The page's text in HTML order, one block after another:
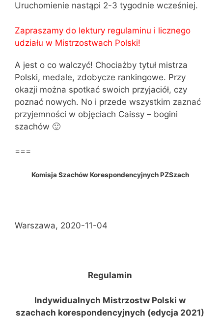
Uruchomienie nastąpi 2-3 tygodnie wcześniej.
Zapraszamy do lektury regulaminu i licznego
udziału w Mistrzostwach Polski!
A jest o co walczyć! Chociażby tytuł mistrza
Polski, medale, zdobycze rankingowe. Przy
okazji można spotkać swoich przyjaciół, czy
poznać nowych. No i przede wszystkim zaznać
przyjemności w objęciach Caissy – bogini
szachów 🙂
===
Komisja Szachów Korespondencyjnych PZSzach
Warszawa, 2020-11-04
Regulamin
Indywidualnych Mistrzostw Polski w
szachach korespondencyjnych (edycja 2021)